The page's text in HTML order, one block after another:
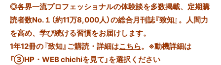
◎各界一流プロフェッショナルの体験談を多数掲載、定期購
読者数No.１（約11万8,000人）の総合月刊誌『致知』。人間力
を高め、学び続ける習慣をお届けします。
1年12冊の『致知』ご購読・詳細はこちら。 ※動機詳細は
「③HP・WEB chichiを見て」を選択ください